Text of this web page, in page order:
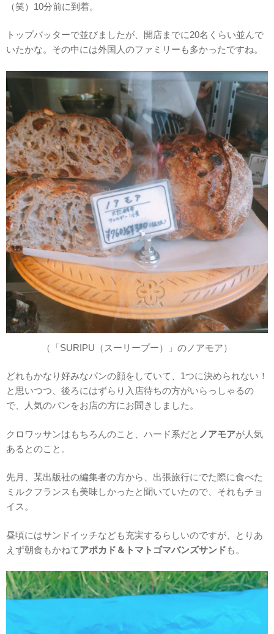
（笑）10分前に到着。
トップバッターで並びましたが、開店までに20名くらい並んで
いたかな。その中には外国人のファミリーも多かったですね。
（「SURIPU（スーリープー）」のノアモア）
どれもかなり好みなパンの顔をしていて、1つに決められない！
と思いつつ、後ろにはずらり入店待ちの方がいらっしゃるの
で、人気のパンをお店の方にお聞きしました。
クロワッサンはもちろんのこと、ハード系だと ノアモアが人気
あるとのこと。
先月、某出版社の編集者の方から、出張旅行にでた際に食べた
ミルクフランスも美味しかったと聞いていたので、それもチョ
イス。
昼頃にはサンドイッチなども充実するらしいのですが、とりあ
えず朝食もかねてアポカド＆トマトゴマバンズサンド も。